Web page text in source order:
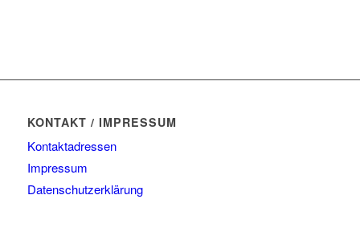
KONTAKT / IMPRESSUM
Kontaktadressen
Impressum
Datenschutzerklärung